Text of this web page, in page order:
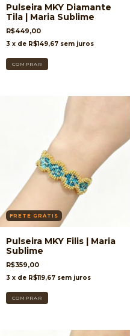
Pulseira MKY Diamante
Tila | Maria Sublime
R$449,00
3 x de R$149,67 sem juros
FRETE GRÁTIS
Pulseira MKY Filis | Maria
Sublime
R$359,00
3 x de R$119,67 sem juros